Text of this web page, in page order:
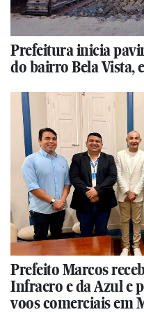
Prefeitura inicia
do bairro Bela Vista,
Prefeito Marcos
Infraero e da Azul e
voos comerciais em